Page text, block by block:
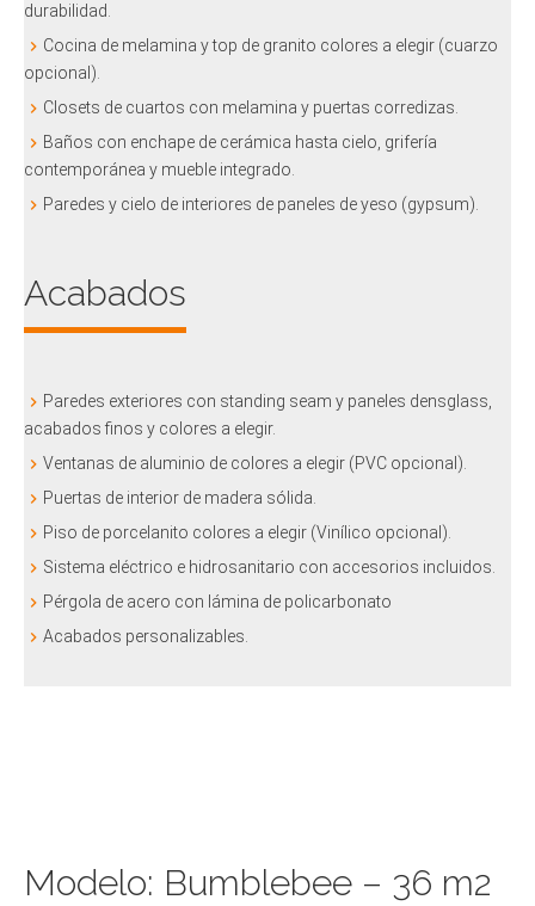
durabilidad.
Cocina de melamina y top de granito colores a elegir (cuarzo
opcional).
Closets de cuartos con melamina y puertas corredizas.
Baños con enchape de cerámica hasta cielo, grifería
contemporánea y mueble integrado.
Paredes y cielo de interiores de paneles de yeso (gypsum).
Acabados
Paredes exteriores con standing seam y paneles densglass,
acabados finos y colores a elegir.
Ventanas de aluminio de colores a elegir (PVC opcional).
Puertas de interior de madera sólida.
Piso de porcelanito colores a elegir (Vinílico opcional).
Sistema eléctrico e hidrosanitario con accesorios incluidos.
Pérgola de acero con lámina de policarbonato
Acabados personalizables.
Modelo: Bumblebee – 36 m2